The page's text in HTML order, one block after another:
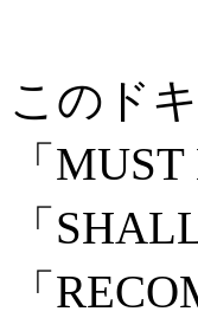
このド
「
「
「